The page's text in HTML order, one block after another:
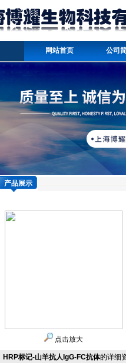
网站首页 公司
产品展示
点击放大
HRP标记-山羊抗人IgG-FC抗体的详细